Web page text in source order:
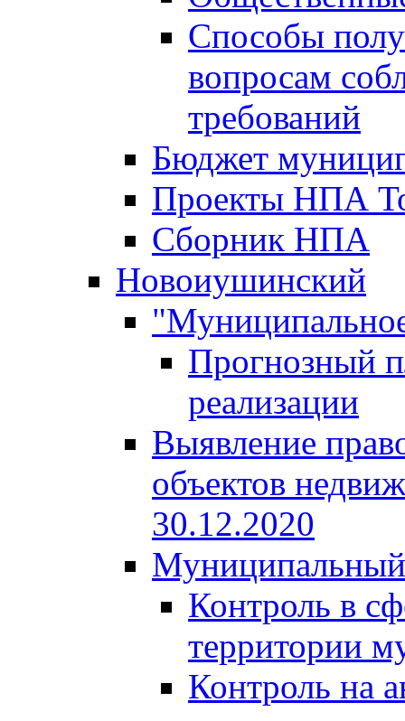
Способы
вопросам
требований
Бюджет
Проекты НПА
Сборник НПА
Новоиушинский
Прогнозный
реализации
Выявление
объектов
30.12.2020
Муниципальный
Контроль в
территории
Контроль на